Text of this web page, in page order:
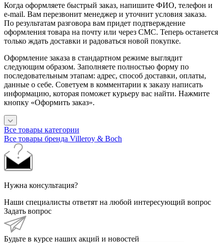
Когда оформляете быстрый заказ, напишите ФИО, телефон и
e-mail. Вам перезвонит менеджер и уточнит условия заказа.
По результатам разговора вам придет подтверждение
оформления товара на почту или через СМС. Теперь останется
только ждать доставки и радоваться новой покупке.
Оформление заказа в стандартном режиме выглядит
следующим образом. Заполняете полностью форму по
последовательным этапам: адрес, способ доставки, оплаты,
данные о себе. Советуем в комментарии к заказу написать
информацию, которая поможет курьеру вас найти. Нажмите
кнопку «Оформить заказ».
Все товары категории
Все товары бренда Villeroy & Boch
Нужна консультация?
Наши специалисты ответят на любой интересующий вопрос
Задать вопрос
Будьте в курсе наших акций и новостей